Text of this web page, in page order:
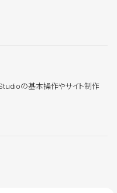
の基本操作やサイト制作